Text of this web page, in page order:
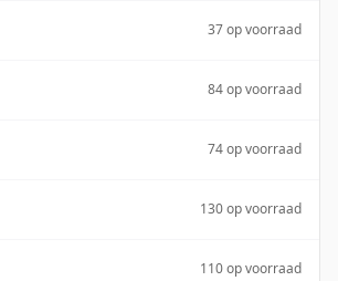
37 op voorraad
84 op voorraad
74 op voorraad
130 op voorraad
110 op voorraad